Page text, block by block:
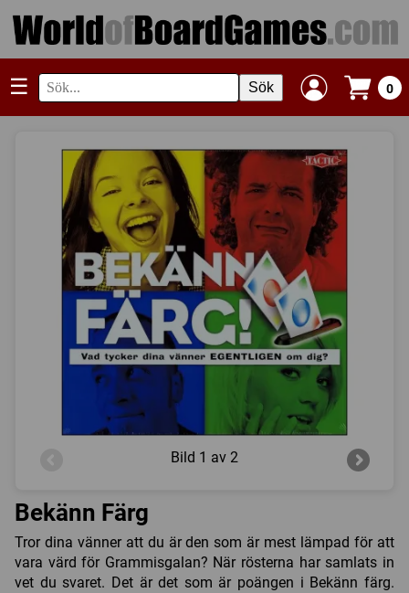
☰ Sök 0
Bild 1 av 2
Bekänn Färg
Tror dina vänner att du är den som är mest lämpad för att
vara värd för Grammisgalan? När rösterna har samlats in
vet du svaret. Det är det som är poängen i Bekänn färg.